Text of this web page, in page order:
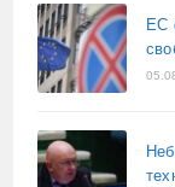
ЕС